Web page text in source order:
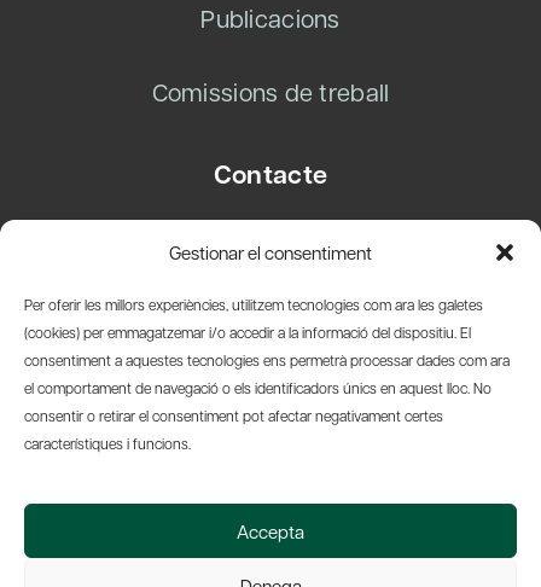
Gestionar el consentiment
Per oferir les millors experiències, utilitzem tecnologies com ara les galetes
(cookies) per emmagatzemar i/o accedir a la informació del dispositiu. El
consentiment a aquestes tecnologies ens permetrà processar dades com ara
el comportament de navegació o els identificadors únics en aquest lloc. No
consentir o retirar el consentiment pot afectar negativament certes
característiques i funcions.
Accepta
Publicacions
Comissions de treball
Contacte
08003 Barcelona
info@amicsdelpais.com
Suscripció Newsletter
© 2026 Societat Econòmica Barcelonesa d'Amics del País